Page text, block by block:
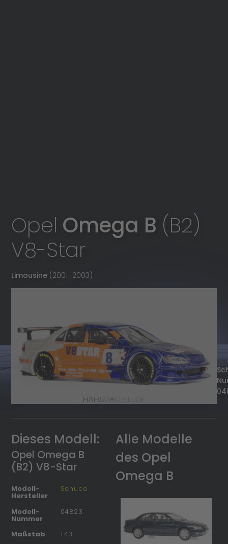
Opel Omega B (B2)
V8-Star
Limousine (2001–2003)
Dieses Modell:
Opel Omega B
(B2) V8-Star
Modell-
Hersteller
Schuco
Modell-
Nummer
04823
Maßstab
1:43
Alle Modelle
des Opel
Omega B